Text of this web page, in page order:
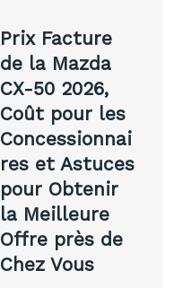
Prix Facture
de la Mazda
CX-50 2026,
Coût pour les
Concessionnai
res et Astuces
pour Obtenir
la Meilleure
Offre près de
Chez Vous